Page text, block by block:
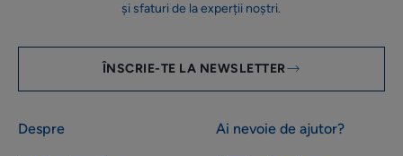
și sfaturi de la experții noștri.
ÎNSCRIE-TE LA NEWSLETTER
Despre Ai nevoie de ajutor?